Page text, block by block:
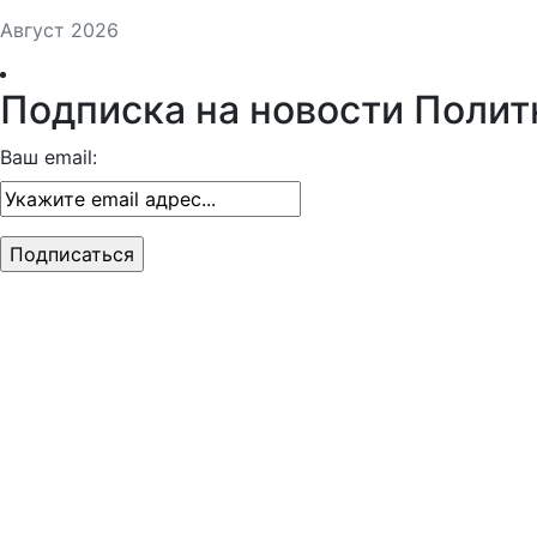
Август 2026
Подписка на новости
Ваш email: